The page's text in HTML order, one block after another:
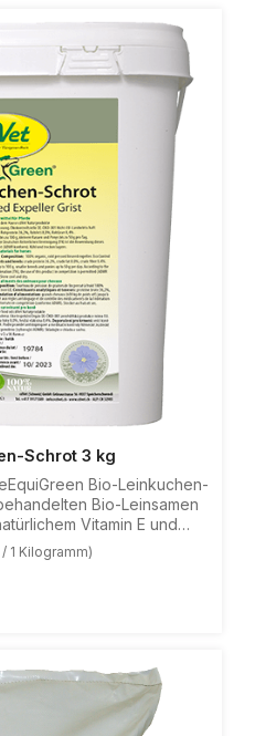
Schrot 3 kg
Bio-Leinkuchen-
Bio-Leinsamen
Vitamin E und
mit wertvollen
und dem hohen
Fell und gesunde
- durch
Eiweiße fördern
/ 1 Kilogramm)